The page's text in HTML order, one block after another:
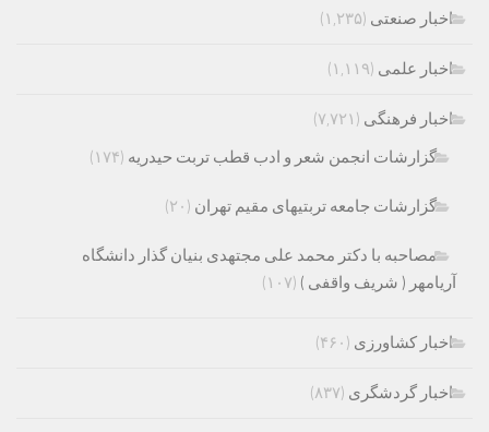
اخبار صنعتی (۱,۲۳۵)
اخبار علمی (۱,۱۱۹)
اخبار فرهنگی (۷,۷۲۱)
گزارشات انجمن شعر و ادب قطب تربت حیدریه (۱۷۴)
گزارشات جامعه تربتیهای مقیم تهران (۲۰)
مصاحبه با دکتر محمد علی مجتهدی بنیان گذار دانشگاه
آریامهر ( شریف واقفی ) (۱۰۷)
اخبار کشاورزی (۴۶۰)
اخبار گردشگری (۸۳۷)